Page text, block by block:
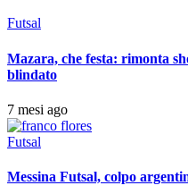
Futsal
Mazara, che festa: rimonta
blindato
7 mesi ago
Futsal
Messina Futsal, colpo